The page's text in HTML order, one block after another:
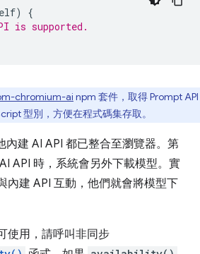
)
{
is supported.
chromium-ai npm 套件，取得 Prompt API
型別，方便在程式碼集存取。
內建 AI API 都已整合至瀏覽器。第
API 時，系統會另外下載模型。實
內建 API 互動，他們就會將模型下
使用，請呼叫非同步